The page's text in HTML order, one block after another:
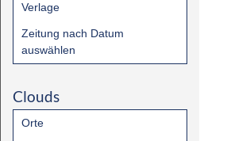
Verlage
Zeitung nach Datum
auswählen
Clouds
Orte